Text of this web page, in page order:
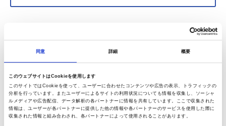
同意 詳細 概要
このウェブサイトはCookieを使用します
このサイトではCookieを使って、ユーザーに合わせたコンテンツや広告の表示、トラフィックの
分析を行っています。またユーザーによるサイトの利用状況についても情報を収集し、ソーシャ
ルメディアや広告配信、データ解析の各パートナーに情報を共有しています。ここで収集された
情報は、ユーザーが各パートナーに提供した他の情報や各パートナーのサービスを使用した際に
収集された情報と組み合わされ、各パートナーによって使用されることがあります。
人工関節とは
人工ひざ関節について
人工股関節について